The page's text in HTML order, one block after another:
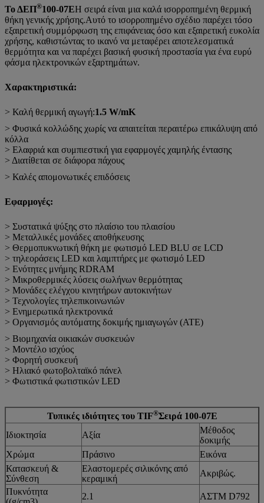
Το ΔΕΠ®100-07ΕΗ σειρά είναι μια καλά ισορροπημένη θερμική
θήκη γενικής χρήσης.Αυτό το ισορροπημένο σχέδιο παρέχει τόσο
εξαιρετική συμμόρφωση της επιφάνειας όσο και εξαιρετική ευκολία
χρήσης, καθιστώντας το ικανό να μεταφέρει αποτελεσματικά
θερμότητα και να παρέχει βασική φυσική προστασία για ένα ευρύ
φάσμα ηλεκτρονικών εξαρτημάτων.
Χαρακτηριστικά:
> Καλή θερμική αγωγή:1.5 W/mK
> Φυσικά κολλώδης χωρίς να απαιτείται περαιτέρω επικάλυψη από
κόλλα
> Ελαφριά και συμπιεστική για εφαρμογές χαμηλής έντασης
> Διατίθεται σε διάφορα πάχους
> Καλές απομονωτικές επιδόσεις
Εφαρμογές:
> Συστατικά ψύξης στο πλαίσιο του πλαισίου
> Μεταλλικές μονάδες αποθήκευσης
> Θερμοπυκνωτική θήκη με φωτισμό LED BLU σε LCD
> τηλεοράσεις LED και λαμπτήρες με φωτισμό LED
> Ενότητες μνήμης RDRAM
> Μικροθερμικές λύσεις σωλήνων θερμότητας
> Μονάδες ελέγχου κινητήρων αυτοκινήτων
> Τεχνολογίες τηλεπικοινωνιών
> Ενημερωτικά ηλεκτρονικά
> Οργανισμός αυτόματης δοκιμής ημιαγωγών (ATE)
> Βιομηχανία οικιακών συσκευών
> Μοντέλο ισχύος
> Φορητή συσκευή
> Ηλιακό φωτοβολταϊκό πάνελ
> Φωτιστικά φωτιστικών LED
Τυπικές ιδιότητες του TIF®Σειρά 100-07E
Ιδιοκτησία
Αξία
Μέθοδος
δοκιμής
Χρώμα
Πράσινο
Εικόνα
Κατασκευή &
Σύνθεση
Ελαστομερές σιλικόνης από
κεραμική
Ακριβώς.
Πυκνότητα
2.1 ΑΣTM D792